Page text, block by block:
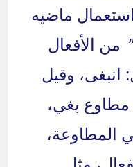
ماضيه
من الأفعال
انبغى، وقيل
مطاوع بغي،
المطاوعة،